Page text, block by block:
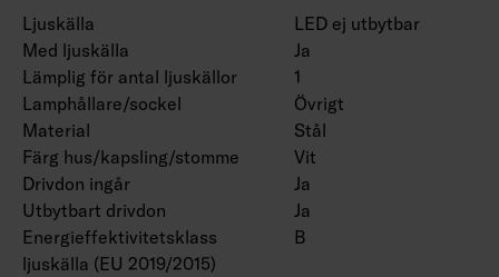
Livslängd L70 > 100 000 h (Ta25°C).
Livslängd L80 100 000 h (Ta25°C).
Drivdonets livslängd 100 000 h.
WH = vit stomme, DA2 = Dali-2, Rxx =
rampversioner.
För produkten 4338618 i produktserien finns
ett EPD-dokument tillgängligt.
Ljuskälla
LED ej utbytbar
Med ljuskälla
Ja
Lämplig för antal ljuskällor
1
Lamphållare/sockel
Övrigt
Material
Stål
Färg hus/kapsling/stomme
Vit
Drivdon ingår
Ja
Utbytbart drivdon
Ja
Energieffektivitetsklass
ljuskälla (EU 2019/2015)
B